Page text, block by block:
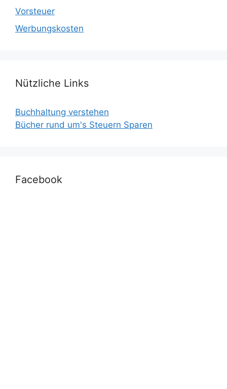
Vorsteuer
Werbungskosten
Nützliche Links
Buchhaltung verstehen
Bücher rund um's Steuern Sparen
Facebook